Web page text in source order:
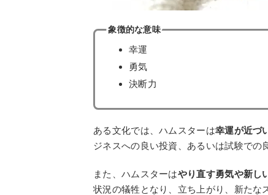
象徴的な意味
幸運
勇気
決断力
ある文化では、ハムスターは幸運が近づ
ジネスへの良い投資、あるいは試験での
また、ハムスターはやり直す勇気や新し
状況の犠牲となり、立ち上がり、新たな